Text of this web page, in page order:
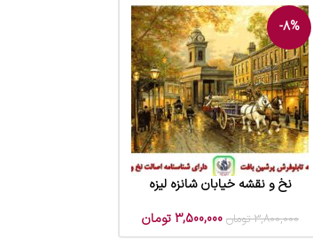
-8%
افزودن به سبد خرید
نخ و نقشه خیابان شانزه لیزه
3,800,000 تومان 3,500,000تومان